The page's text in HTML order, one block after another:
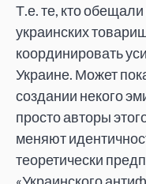
Т.е. те, кто
украинских
координировать
Украине. Может
создании некого
просто авторы
меняют
теоретически